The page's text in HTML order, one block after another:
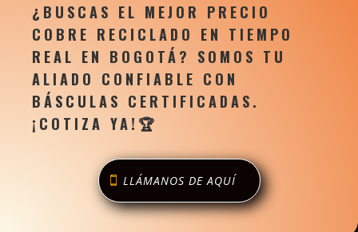
¿BUSCAS EL MEJOR PRECIO
COBRE RECICLADO EN TIEMPO
REAL EN BOGOTÁ? SOMOS TU
ALIADO CONFIABLE CON
BÁSCULAS CERTIFICADAS.
¡COTIZA YA! 🏆
LLÁMANOS DE AQUÍ